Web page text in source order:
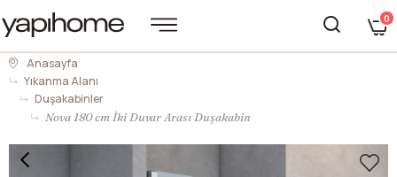
0
Anasayfa
Yıkanma Alanı
Duşakabinler
Nova 180 cm İki Duvar Arası Duşakabin